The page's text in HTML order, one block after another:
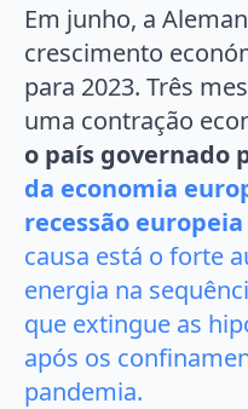
Em junho, a
crescimento
para 2023. Três
uma contração
o país governado
da economia
recessão
causa está o forte
energia na
que extingue as
após os
pandemia.